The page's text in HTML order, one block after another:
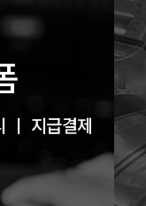
ㅣ 지급결제
제
다.
사와
관과
니다.